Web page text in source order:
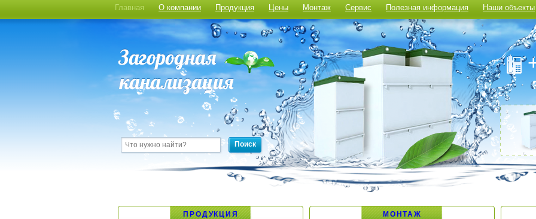
Главная О компании Продукция Цены Монтаж Сервис Полезная информация Наши объекты
Поиск
ПРОДУКЦИЯ МОНТАЖ